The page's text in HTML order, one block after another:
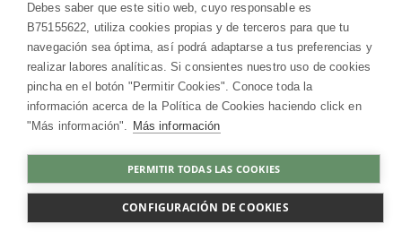
COMPRAR
HerbolarioWeb © 2026. All Rights Reserved
Debes saber que este sitio web, cuyo responsable es
B75155622, utiliza cookies propias y de terceros para que tu
navegación sea óptima, así podrá adaptarse a tus preferencias y
realizar labores analíticas. Si consientes nuestro uso de cookies
pincha en el botón "Permitir Cookies". Conoce toda la
información acerca de la Política de Cookies haciendo click en
"Más información". Más información
PERMITIR TODAS LAS COOKIES
CONFIGURACIÓN DE COOKIES